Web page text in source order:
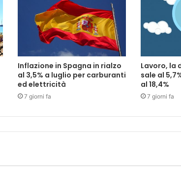
Inflazione in Spagna in rialzo
al 3,5% a luglio per carburanti
ed elettricità
7 giorni fa
Lavoro, la
sale al
al 18,4%
7 giorni fa